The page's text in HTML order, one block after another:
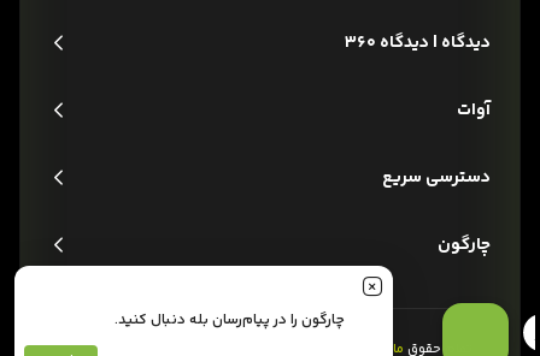
دیدگاه | دیدگاه 360
آوات
دسترسی سریع
چارگون
تمام حقوق مادی و معنوی است.
چارگون را در پیام‌رسان بله دنبال کنید.